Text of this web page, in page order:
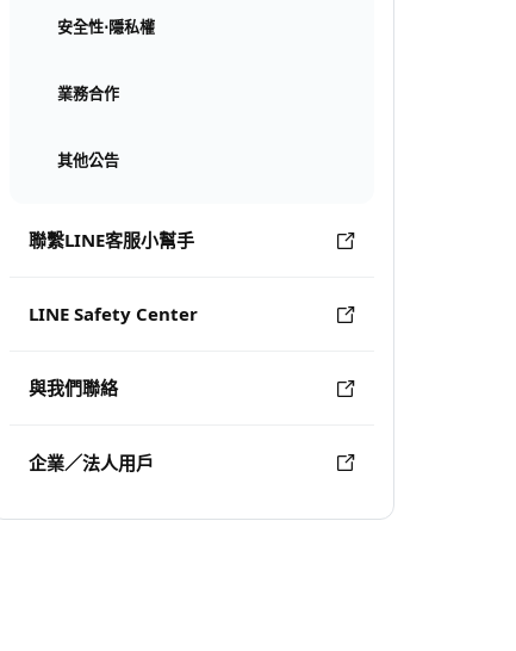
安全性⋅隱私權
業務合作
其他公告
聯繫LINE客服小幫手
LINE Safety Center
與我們聯絡
企業／法人用戶